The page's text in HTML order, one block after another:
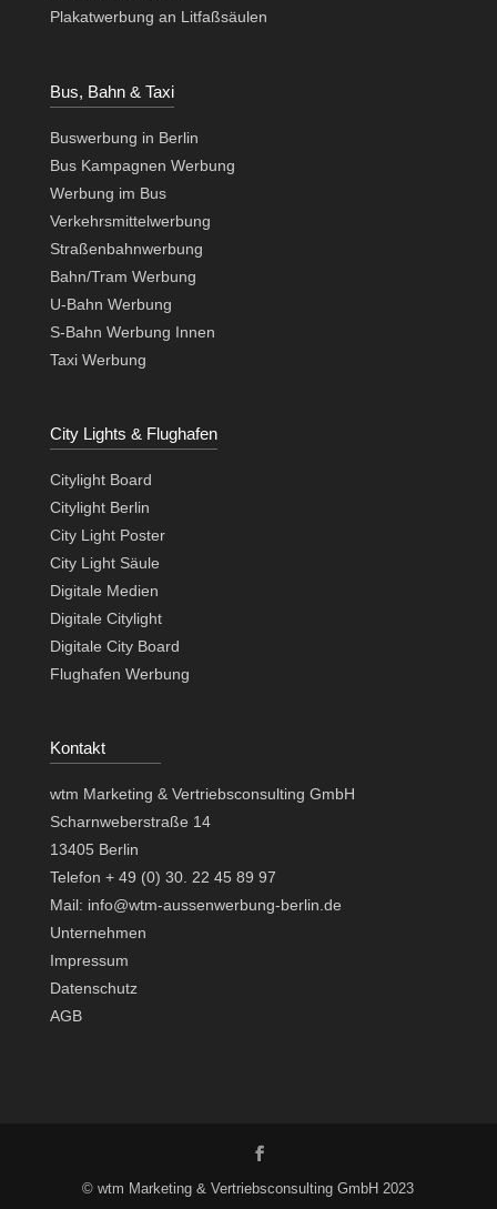
Plakatwerbung an Litfaßsäulen
Bus, Bahn & Taxi
Buswerbung in Berlin
Bus Kampagnen Werbung
Werbung im Bus
Verkehrsmittelwerbung
Straßenbahnwerbung
Bahn/Tram Werbung
U-Bahn Werbung
S-Bahn Werbung Innen
Taxi Werbung
City Lights & Flughafen
Citylight Board
Citylight Berlin
City Light Poster
City Light Säule
Digitale Medien
Digitale Citylight
Digitale City Board
Flughafen Werbung
Kontakt
wtm Marketing & Vertriebsconsulting GmbH
Scharnweberstraße 14
13405 Berlin
Telefon + 49 (0) 30. 22 45 89 97
Mail: info@wtm-aussenwerbung-berlin.de
Unternehmen
Impressum
Datenschutz
AGB
© wtm Marketing & Vertriebsconsulting GmbH 2023